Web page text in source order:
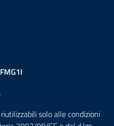
solo alle condizioni